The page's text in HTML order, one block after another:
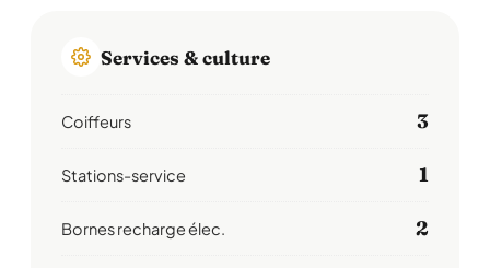
Services & culture
Coiffeurs 3
Stations-service 1
Bornes recharge élec. 2